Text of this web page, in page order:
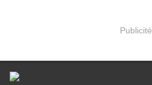
Publicité